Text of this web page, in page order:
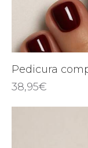
Pedicura
38,95€